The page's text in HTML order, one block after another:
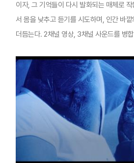
이자, 그 기억들이 다시 발화되는 매체로 작
서 몸을 낮추고 듣기를 시도하며, 인간 바
더듬는다. 2채널 영상, 3채널 사운드를 병